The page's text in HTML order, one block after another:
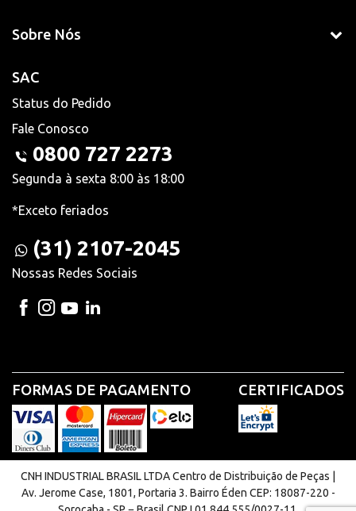
Sobre Nós
SAC
Status do Pedido
Fale Conosco
0800 727 2273
Segunda à sexta 8:00 às 18:00
*Exceto feriados
(31) 2107-2045
Nossas Redes Sociais
FORMAS DE PAGAMENTO CERTIFICADOS
CNH INDUSTRIAL BRASIL LTDA Centro de Distribuição de Peças |
Av. Jerome Case, 1801, Portaria 3. Bairro Éden CEP: 18087-220 -